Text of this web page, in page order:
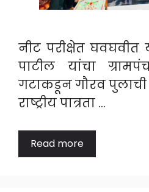
नीट परीक्षेत
पाटील यांचा
गटाकडून गौरव पुलाची
राष्ट्रीय पात्रता …
Read more